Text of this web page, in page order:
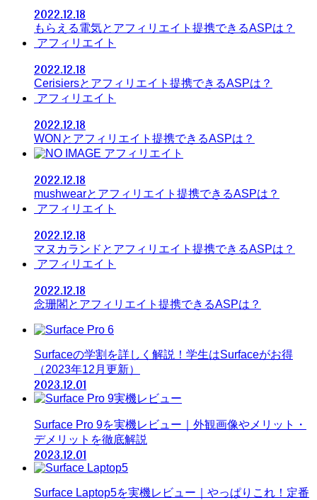
2022.12.18
もらえる電気とアフィリエイト提携できるASPは？
アフィリエイト
2022.12.18
Cerisiersとアフィリエイト提携できるASPは？
アフィリエイト
2022.12.18
WONとアフィリエイト提携できるASPは？
アフィリエイト
2022.12.18
mushwearとアフィリエイト提携できるASPは？
アフィリエイト
2022.12.18
マヌカランドとアフィリエイト提携できるASPは？
アフィリエイト
2022.12.18
念珊閣とアフィリエイト提携できるASPは？
Surfaceの学割を詳しく解説！学生はSurfaceがお得
（2023年12月更新）
2023.12.01
Surface Pro 9を実機レビュー｜外観画像やメリット・
デメリットを徹底解説
2023.12.01
Surface Laptop5を実機レビュー｜やっぱりこれ！定番